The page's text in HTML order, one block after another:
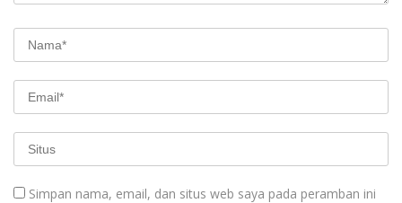
Simpan nama, email, dan situs web saya pada peramban ini